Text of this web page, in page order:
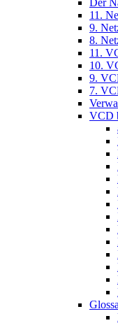
Der
11.
9.
8.
11.
10.
9.
7.
VCD